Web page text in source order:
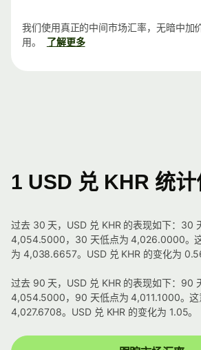
我们使用真正的中间市场汇率，无暗中加
用。
了解更多
1 USD 兑 KHR 统计
过去 30 天，USD 兑 KHR 的表现如下：30
4,054.5000，30 天低点为 4,026.0000。
为 4,038.6657。USD 兑 KHR 的变化为
过去 90 天，USD 兑 KHR 的表现如下：90
4,054.5000，90 天低点为 4,011.1000。这
4,027.6708。USD 兑 KHR 的变化为 1.05。